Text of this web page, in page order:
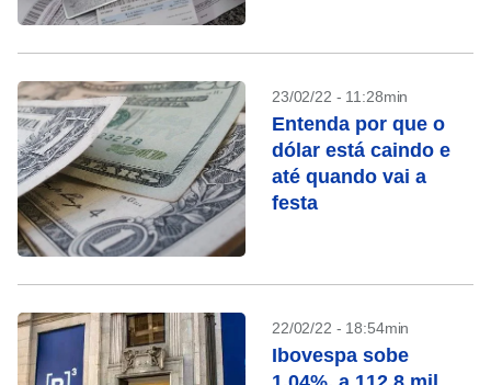
23/02/22 - 11:28min
Entenda por que o
dólar está caindo e
até quando vai a
festa
22/02/22 - 18:54min
Ibovespa sobe